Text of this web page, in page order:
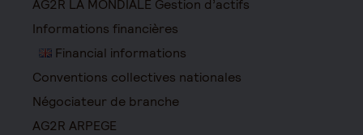
AG2R LA MONDIALE Gestion d’actifs
Informations financières
Financial informations
Conventions collectives nationales
Négociateur de branche
AG2R ARPEGE